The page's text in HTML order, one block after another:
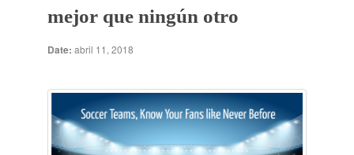
RGPD
BLOG
PIDE UNA DEMO
ESPAÑOL
mejor que ningún otro
Date: abril 11, 2018